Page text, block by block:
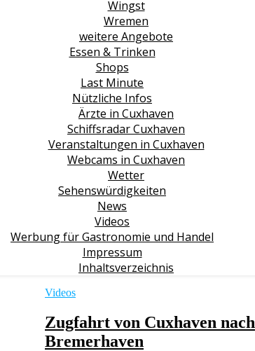
Wingst
Wremen
weitere Angebote
Essen & Trinken
Shops
Last Minute
Nützliche Infos
Ärzte in Cuxhaven
Schiffsradar Cuxhaven
Veranstaltungen in Cuxhaven
Webcams in Cuxhaven
Wetter
Sehenswürdigkeiten
News
Videos
Werbung für Gastronomie und Handel
Impressum
Inhaltsverzeichnis
Videos
Zugfahrt von Cuxhaven nach
Bremerhaven